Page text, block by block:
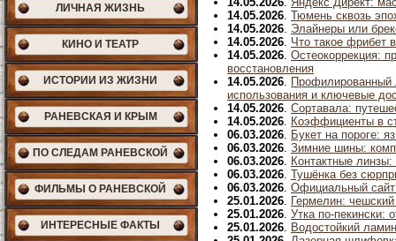
ЛИЧНАЯ ЖИЗНЬ
КИНО И ТЕАТР
ИСТОРИИ ИЗ ЖИЗНИ
РАНЕВСКАЯ И КРЫМ
ПО СЛЕДАМ РАНЕВСКОЙ
ФИЛЬМЫ О РАНЕВСКОЙ
ИНТЕРЕСНЫЕ ФАКТЫ
14.05.2026. Тюмень сквозь
14.05.2026. Элайнеры или
14.05.2026. Что такое фрибет
14.05.2026. Остеокоррекция:
восстановления
14.05.2026. Профилированный
использования и ключевые
14.05.2026. Сортавала:
14.05.2026. Коэффициенты в
06.03.2026. Букет на пороге:
06.03.2026. Зимние шины:
06.03.2026. Контактные
06.03.2026. Тушёнка без
06.03.2026. Официальный сайт
25.01.2026. Гермелин:
25.01.2026. Утка по-пекински:
25.01.2026. Водостойкий